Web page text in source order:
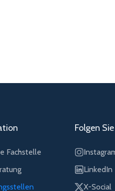
Fachstelle
Folgen
LinkedIn
X-Social